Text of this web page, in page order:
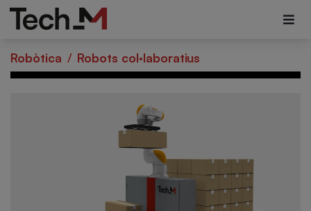
Robòtica / Robots col·laboratius